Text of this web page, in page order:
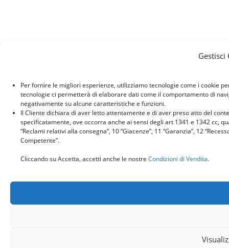
Gestisci
Per fornire le migliori esperienze, utilizziamo tecnologie come i cookie
tecnologie ci permetterà di elaborare dati come il comportamento di
negativamente su alcune caratteristiche e funzioni.
Il Cliente dichiara di aver letto attentamente e di aver preso atto del
specificatamente, ove occorra anche ai sensi degli art 1341 e 1342 cc,
“Reclami relativi alla consegna”, 10 “Giacenze”, 11 “Garanzia”, 12
Competente”.
Cliccando su Accetta, accetti anche le nostre Condizioni di Vendita.